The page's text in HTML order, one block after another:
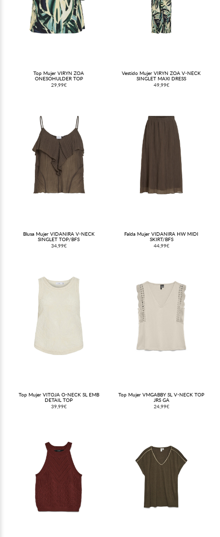
(@calvillosmoda) el 23 Ene, 2020 a las 4:11 PST
Top Mujer VIRYN ZOA
ONESOHULDER TOP
29,99€
Vestido Mujer VIRYN ZOA V-NECK
SINGLET MAXI DRESS
49,99€
Blusa Mujer VIDANIRA V-NECK
SINGLET TOP/BFS
34,99€
Falda Mujer VIDANIRA HW MIDI
SKIRT/BFS
44,99€
Top Mujer VITOJA O-NECK SL EMB
DETAIL TOP
39,99€
Top Mujer VMGABBY SL V-NECK TOP
JRS GA
24,99€